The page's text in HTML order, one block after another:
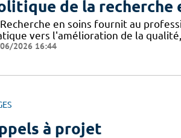
de la recherche
Recherche en soins fournit au
vers l'amélioration de la
2026 16:44
à projet